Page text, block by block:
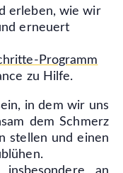
erleben, wie wir
erneuert
Programm
zu Hilfe.
in dem wir uns
dem Schmerz
stellen und einen